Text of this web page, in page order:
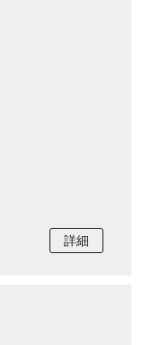
詳細